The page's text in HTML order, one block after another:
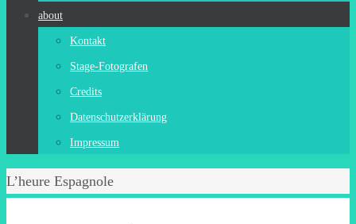
about
Kontakt
Stage-Fotografen
Credits
Datenschutzerklärung
Impressum
Start
L’heure Espagnole